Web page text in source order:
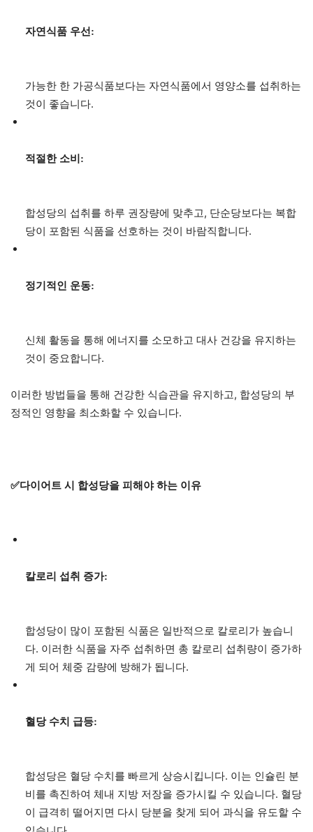
자연식품 우선:
가능한 한 가공식품보다는 자연식품에서 영양소를 섭취하는
것이 좋습니다.
적절한 소비:
합성당의 섭취를 하루 권장량에 맞추고, 단순당보다는 복합
당이 포함된 식품을 선호하는 것이 바람직합니다.
정기적인 운동:
신체 활동을 통해 에너지를 소모하고 대사 건강을 유지하는
것이 중요합니다.
이러한 방법들을 통해 건강한 식습관을 유지하고, 합성당의 부
정적인 영향을 최소화할 수 있습니다.
✅다이어트 시 합성당을 피해야 하는 이유
칼로리 섭취 증가:
합성당이 많이 포함된 식품은 일반적으로 칼로리가 높습니
다. 이러한 식품을 자주 섭취하면 총 칼로리 섭취량이 증가하
게 되어 체중 감량에 방해가 됩니다.
혈당 수치 급등:
합성당은 혈당 수치를 빠르게 상승시킵니다. 이는 인슐린 분
비를 촉진하여 체내 지방 저장을 증가시킬 수 있습니다. 혈당
이 급격히 떨어지면 다시 당분을 찾게 되어 과식을 유도할 수